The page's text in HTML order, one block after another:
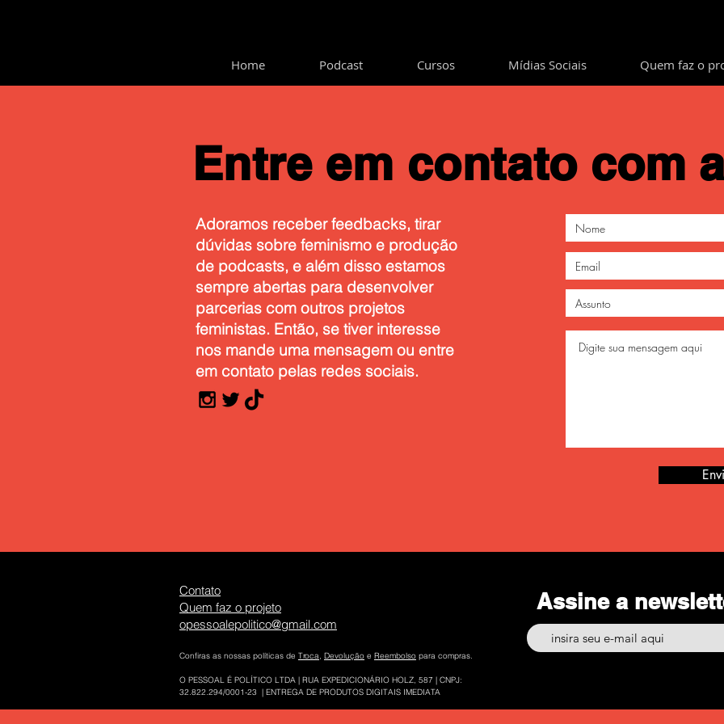
Home Podcast Cursos Mídias Sociais Quem faz o
Entre em contato com
Adoramos receber feedbacks, tirar
dúvidas sobre feminismo e produção
de podcasts, e além disso estamos
sempre abertas para desenvolver
parcerias com outros projetos
feministas. Então, se tiver interesse
nos mande uma mensagem ou entre
em contato pelas redes sociais.
Contato
Quem faz o projeto
opessoalepolitico@gmail.com
Confiras as nossas políticas de Troca, Devolução e Reembolso para compras.
O PESSOAL É POLÍTICO LTDA | RUA EXPEDICIONÁRIO HOLZ, 587 | CNPJ:
32.822.294/0001-23 | ENTREGA DE PRODUTOS DIGITAIS IMEDIATA
Assine a